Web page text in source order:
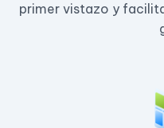
primer vistazo y